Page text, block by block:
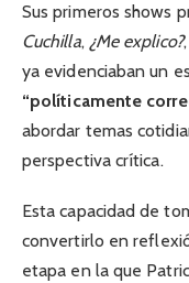
Sus primeros shows
Cuchilla, ¿Me explico?,
ya evidenciaban un
“políticamente
abordar temas
perspectiva crítica.
Esta capacidad de
convertirlo en
etapa en la que